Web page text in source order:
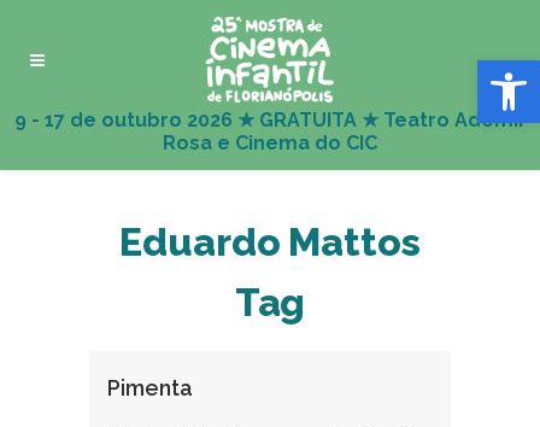
Abrir
Eduardo Mattos
Tag
Pimenta